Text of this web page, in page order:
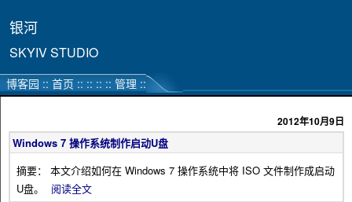
银河
SKYIV STUDIO
博客园 :: 首页 :: :: :: :: 管理 ::
2012年10月9日
Windows 7 操作系统制作启动U盘
摘要： 本文介绍如何在 Windows 7 操作系统中将 ISO 文件制作成启动
U盘。
阅读全文